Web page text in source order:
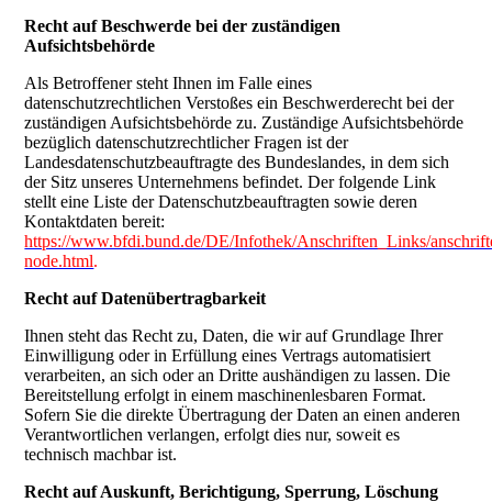
Recht auf Beschwerde bei der zuständigen
Aufsichtsbehörde
Als Betroffener steht Ihnen im Falle eines
datenschutzrechtlichen Verstoßes ein Beschwerderecht bei der
zuständigen Aufsichtsbehörde zu. Zuständige Aufsichtsbehörde
bezüglich datenschutzrechtlicher Fragen ist der
Landesdatenschutzbeauftragte des Bundeslandes, in dem sich
der Sitz unseres Unternehmens befindet. Der folgende Link
stellt eine Liste der Datenschutzbeauftragten sowie deren
Kontaktdaten bereit:
https://www.bfdi.bund.de/DE/Infothek/Anschriften_Links/
node.html.
Recht auf Datenübertragbarkeit
Ihnen steht das Recht zu, Daten, die wir auf Grundlage Ihrer
Einwilligung oder in Erfüllung eines Vertrags automatisiert
verarbeiten, an sich oder an Dritte aushändigen zu lassen. Die
Bereitstellung erfolgt in einem maschinenlesbaren Format.
Sofern Sie die direkte Übertragung der Daten an einen anderen
Verantwortlichen verlangen, erfolgt dies nur, soweit es
technisch machbar ist.
Recht auf Auskunft, Berichtigung, Sperrung, Löschung